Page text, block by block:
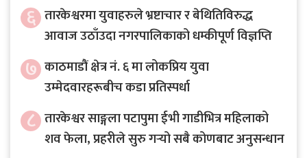
६ तारकेश्वरमा युवाहरुले भ्रष्टाचार र बेथितिविरुद्ध
आवाज उठाँउदा नगरपालिकाको धम्कीपूर्ण विज्ञप्ति
७ काठमाडौं क्षेत्र नं. ६ मा लोकप्रिय युवा
उम्मेदवारहरूबीच कडा प्रतिस्पर्धा
८ तारकेश्वर साङ्गला पटापुमा ईभी गाडीभित्र महिलाको
शव फेला, प्रहरीले सुरु गर्‍यो सबै कोणबाट अनुसन्धान